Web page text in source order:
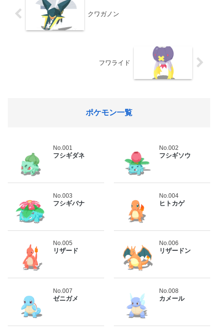
クワガノン
フワライド
ポケモン一覧
No.001
フシギダネ
No.002
フシギソウ
No.003
フシギバナ
No.004
ヒトカゲ
No.005
リザード
No.006
リザードン
No.007
ゼニガメ
No.008
カメール